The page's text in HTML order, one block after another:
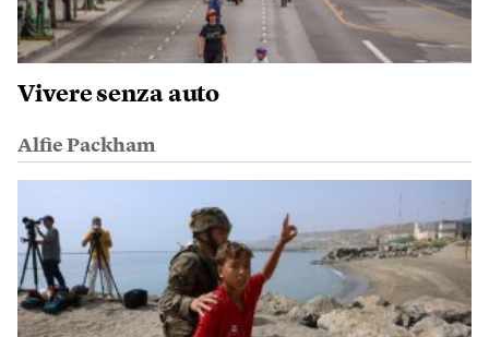
Vivere senza auto
Alfie Packham